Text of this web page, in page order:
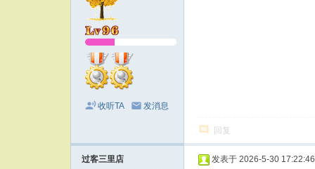
收听TA 发消息
回复
过客三里店 发表于 2026-5-30 17:22:46